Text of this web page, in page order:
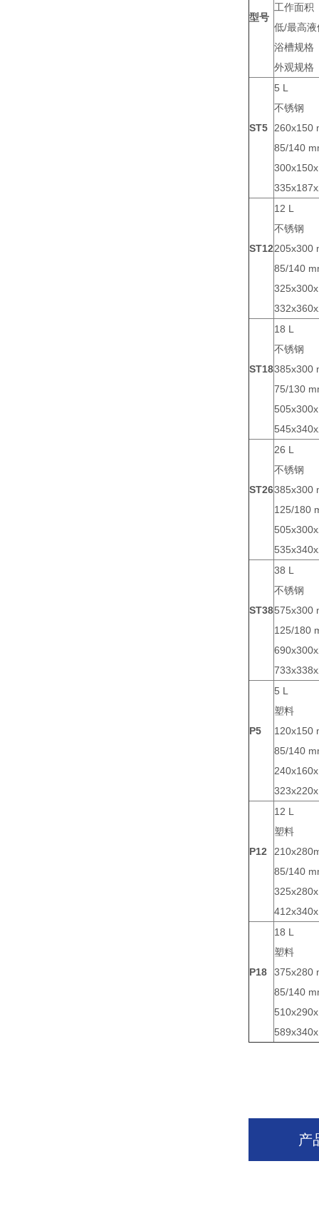
型号
工作面积
低/最高液
浴槽规格
外观规格
ST5
5 L
不锈钢
260x150
85/140
ST12
12 L
不锈钢
205x300
85/140
ST18
18 L
不锈钢
385x300
75/130
ST26
26 L
不锈钢
385x300
125/180
ST38
38 L
不锈钢
575x300
125/180
P5
5 L
塑料
120x150
85/140
P12
12 L
塑料
85/140
P18
18 L
塑料
375x280
85/140
产